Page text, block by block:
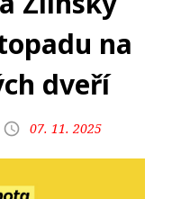
na
dveří
07. 11. 2025